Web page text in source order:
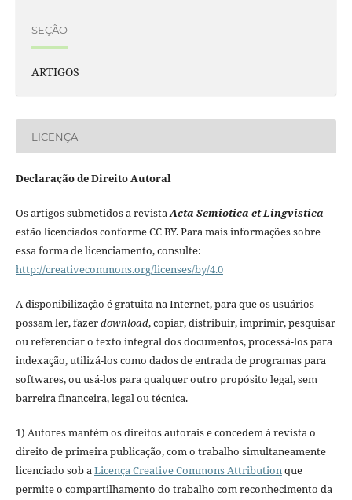
SEÇÃO
ARTIGOS
LICENÇA
Declaração de Direito Autoral
Os artigos submetidos a revistaActa Semiotica et Lingvistica
estão licenciados conforme CC BY. Para mais informações sobre
essa forma de licenciamento, consulte:
http://creativecommons.org/licenses/by/4.0
A disponibilização é gratuita na Internet, para que os usuários
possam ler, fazerdownload, copiar, distribuir, imprimir, pesquisar
ou referenciar o texto integral dos documentos, processá-los para
indexação, utilizá-los como dados de entrada de programas para
softwares, ou usá-los para qualquer outro propósito legal, sem
barreira financeira, legal ou técnica.
1) Autores mantém os direitos autorais e concedem à revista o
direito de primeira publicação, com o trabalho simultaneamente
licenciado sob aLicença Creative Commons Attributionque
permite o compartilhamento do trabalho com reconhecimento da